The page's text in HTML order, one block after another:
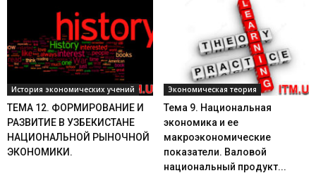
История экономических учений
ТЕМА 12. ФОРМИРОВАНИЕ И
РАЗВИТИЕ В УЗБЕКИСТАНЕ
НАЦИОНАЛЬНОЙ РЫНОЧНОЙ
ЭКОНОМИКИ.
Экономическая теория
Тема 9. Национальная
экономика и ее
макроэкономические
показатели. Валовой
национальный продукт...